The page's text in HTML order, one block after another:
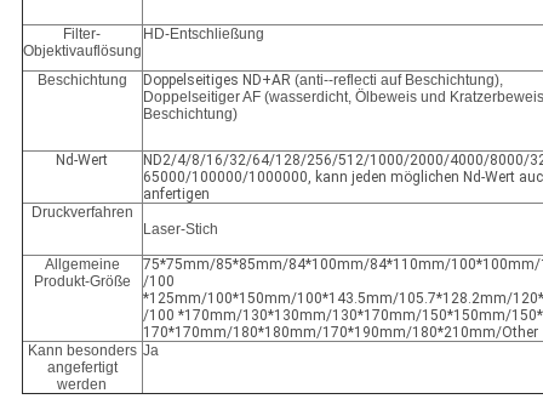
Filter-
Objektivauflösung
HD-Entschließung
Beschichtung Doppelseitiges ND+AR (anti--reflecti auf Beschichtung),
Doppelseitiger AF (wasserdicht, Ölbeweis und Kratzerbeweis
Beschichtung)
Nd-Wert
ND2/4/8/16/32/64/128/256/512/1000/2000/4000/8000/
65000/100000/1000000, kann jeden möglichen Nd-Wert
anfertigen
Druckverfahren
Laser-Stich
Allgemeine
Produkt-Größe
75*75mm/85*85mm/84*100mm/84*110mm/
/100
*125mm/100*150mm/100*143.5mm/105.7*128.2mm/
/100 *170mm/130*130mm/130*170mm/150*150mm/
170*170mm/180*180mm/170*190mm/180*210mm/Other
Kann besonders
angefertigt
werden
Ja